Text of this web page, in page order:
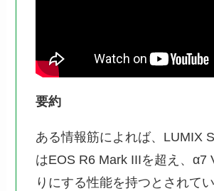
要約
ある情報筋によれば、LUMIX
はEOS R6 Mark IIIを超え、α7
りにする性能を持つとされて